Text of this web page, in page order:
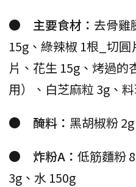
● 主要食材： 去骨雞
15g、綠辣椒 1根_切
片、花生 15g、烤過的
用）、白芝麻粒 3g、
● 醃料： 黑胡椒粉
● 炸粉A： 低筋麵粉
3g、水 150g